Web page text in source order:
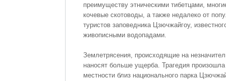
преимуществу этническими тибетцами,
кочевые скотоводы, а также недалеко от
туристов заповедника Цзючжайгоу,
живописными водопадами.
Землетрясения, происходящие на
наносят больше ущерба. Трагедия произошла
местности близ национального парка